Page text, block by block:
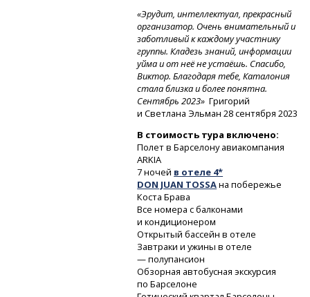
«Эрудит, интеллектуал, прекрасный
организатор. Очень внимательный и
заботливый к каждому участнику
группы. Кладезь знаний, информации
уйма и от неё не устаёшь. Спасибо,
Виктор. Благодаря тебе, Каталония
стала близка и более понятна.
Сентябрь 2023» Григорий
и Светлана Эльман 28 сентября 2023
В стоимость тура включено:
Полет в Барселону авиакомпания
ARKIA
7 ночей в отеле 4*
DON JUAN TOSSAна побережье
Коста Брава
Все номера с балконами
и кондиционером
Открытый бассейн в отеле
Завтраки и ужины в отеле
— полупансион
Обзорная автобусная экскурсия
по Барселоне